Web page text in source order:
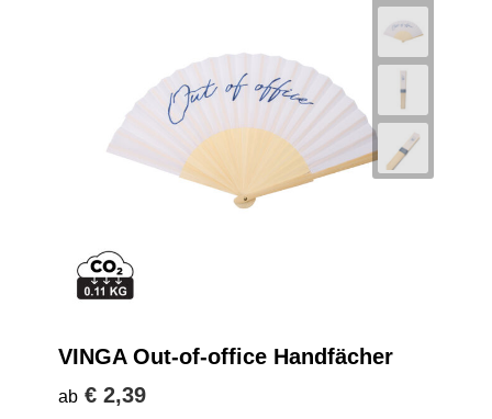
VINGA Out-of-office Handfächer
ab € 2,39